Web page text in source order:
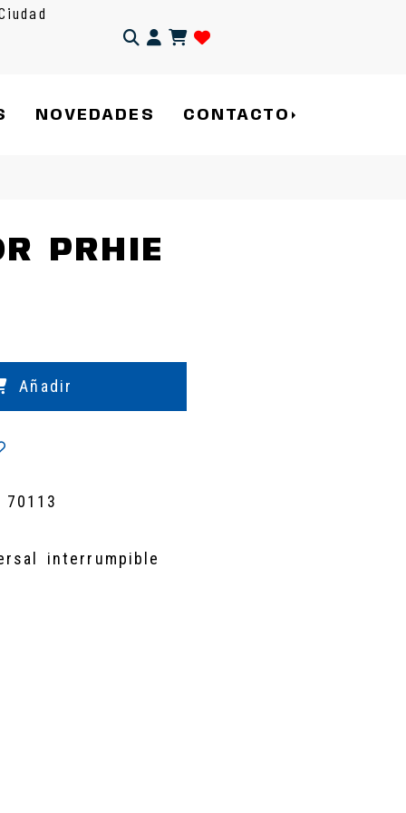
Identifícate
NOVEDADES CONTACTO
PRHIE
Añadir
70113
interrumpible